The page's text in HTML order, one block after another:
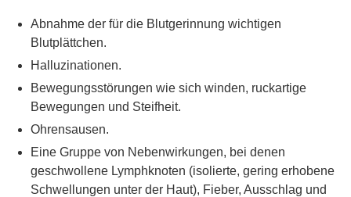
Abnahme der für die Blutgerinnung wichtigen
Blutplättchen.
Halluzinationen.
Bewegungsstörungen wie sich winden, ruckartige
Bewegungen und Steifheit.
Ohrensausen.
Eine Gruppe von Nebenwirkungen, bei denen
geschwollene Lymphknoten (isolierte, gering erhobene
Schwellungen unter der Haut), Fieber, Ausschlag und